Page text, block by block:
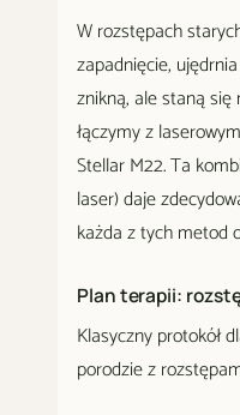
W rozstępach
zapadnięcie,
znikną, ale staną
łączymy z
Stellar M22. Ta
laser) daje
każda z tych metod
Plan terapii:
Klasyczny protokół
porodzie z